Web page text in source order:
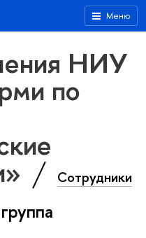
Меню
НИУ
по
Сотрудники